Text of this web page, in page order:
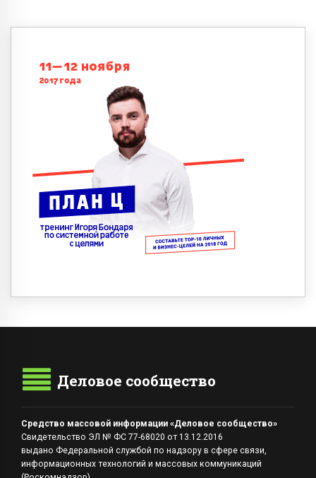
Деловое сообщество
Средство массовой информации «Деловое сообщество»
Свидетельство ЭЛ № ФС 77-68020 от 13.12.2016
выдано Федеральной службой по надзору в сфере связи,
информационных технологий и массовых коммуникаций